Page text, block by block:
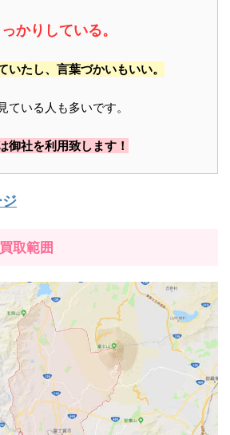
かりしている。
いたし、言葉づかいもいい。
ている人も多いです。
御社を利用致します！
取範囲